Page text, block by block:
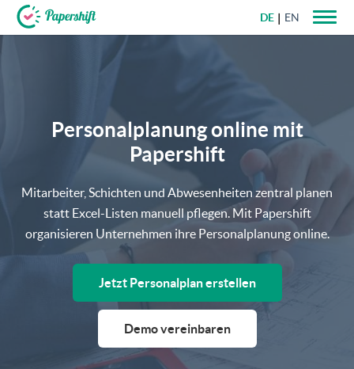
+49 721 50 95 79 69
DE EN
Personalplanung online mit
Papershift
Mitarbeiter, Schichten und Abwesenheiten zentral planen
statt Excel-Listen manuell pflegen. Mit Papershift
organisieren Unternehmen ihre Personalplanung online.
Jetzt Personalplan erstellen
Demo vereinbaren